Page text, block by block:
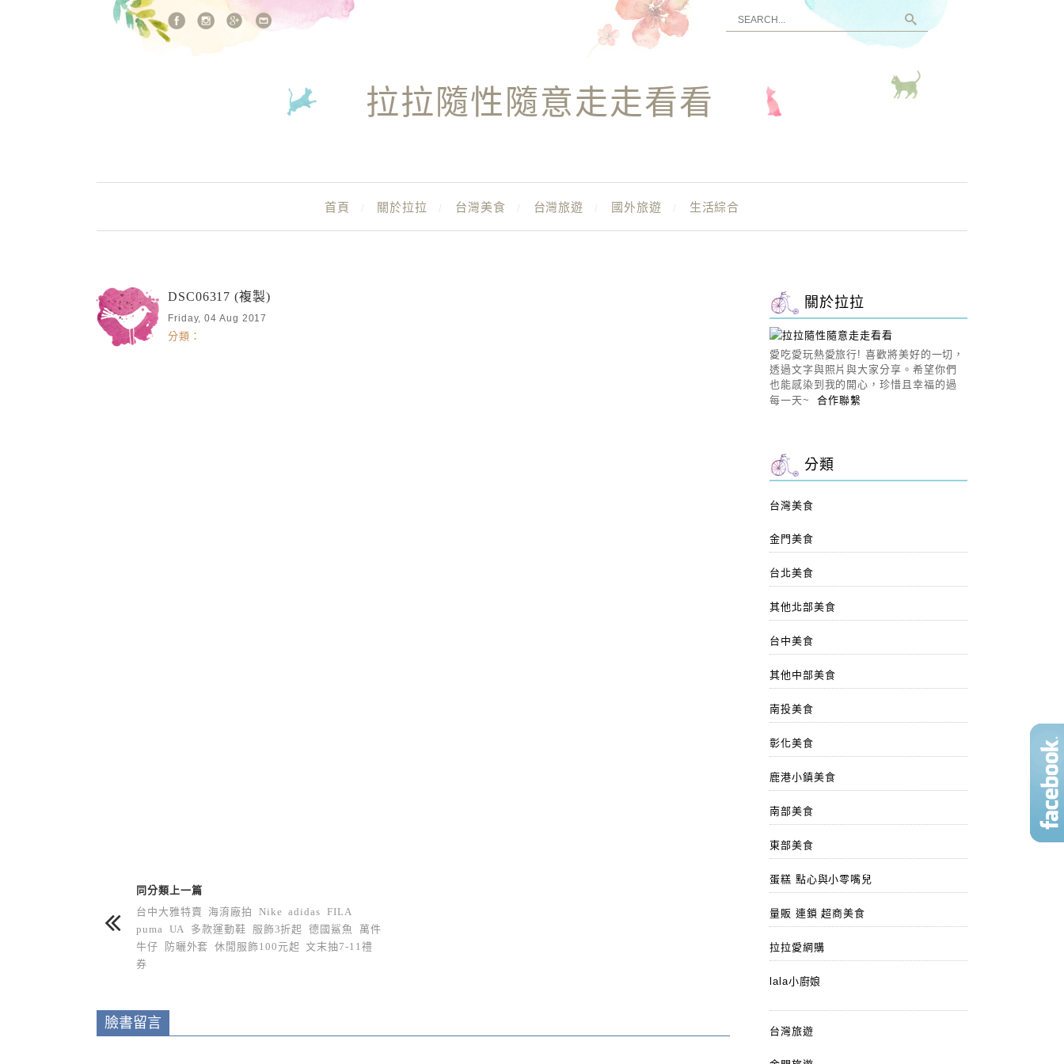
站內搜尋
拉拉隨性隨意走走看看
首頁 關於拉拉 台灣美食 台灣旅遊 國外旅遊 生活綜合
DSC06317 (複製)
Friday, 04 Aug 2017
分類：
同分類上一篇
台中大雅特賣 海淯廠拍 Nike adidas FILA
puma UA 多款運動鞋 服飾3折起 德國鯊魚 萬件
牛仔 防曬外套 休閒服飾100元起 文末抽7-11禮
券
臉書留言
關於拉拉
愛吃愛玩熱愛旅行! 喜歡將美好的一切，
透過文字與照片與大家分享。希望你們
也能感染到我的開心，珍惜且幸福的過
每一天~合作聯繫
分類
台灣美食
金門美食
台北美食
其他北部美食
台中美食
其他中部美食
南投美食
彰化美食
鹿港小鎮美食
南部美食
東部美食
蛋糕 點心與小零嘴兒
量販 連鎖 超商美食
拉拉愛網購
lala小廚娘
台灣旅遊